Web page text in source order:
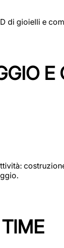
di gioielli e